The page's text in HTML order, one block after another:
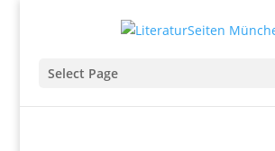
Select Page